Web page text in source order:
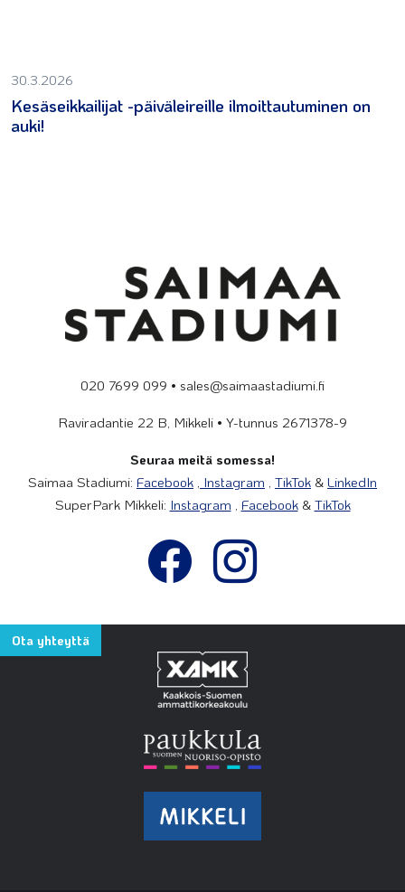
30.3.2026
Kesäseikkailijat -päiväleireille ilmoittautuminen on
auki!
020 7699 099 • sales@saimaastadiumi.fi
Raviradantie 22 B, Mikkeli • Y-tunnus 2671378-9
Seuraa meitä somessa!
Saimaa Stadiumi: Facebook , Instagram , TikTok & LinkedIn
SuperPark Mikkeli: Instagram , Facebook& TikTok
Ota yhteyttä